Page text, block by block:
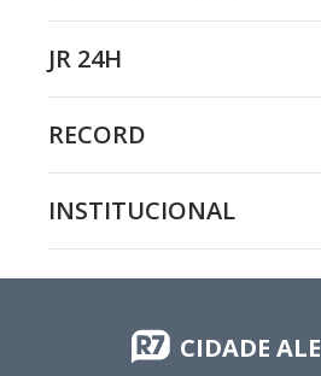
JR 24H
RECORD
INSTITUCIONAL
CIDADE